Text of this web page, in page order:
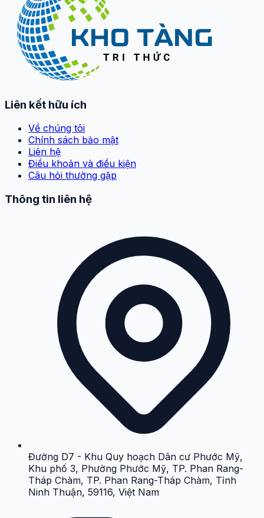
Liên kết hữu ích
Về chúng tôi
Chính sách bảo mật
Liên hệ
Điều khoản và điều kiện
Câu hỏi thường gặp
Thông tin liên hệ
Đường D7 - Khu Quy hoạch Dân cư Phước Mỹ,
Khu phố 3, Phường Phước Mỹ, TP. Phan Rang-
Tháp Chàm, TP. Phan Rang-Tháp Chàm, Tỉnh
Ninh Thuận, 59116, Việt Nam